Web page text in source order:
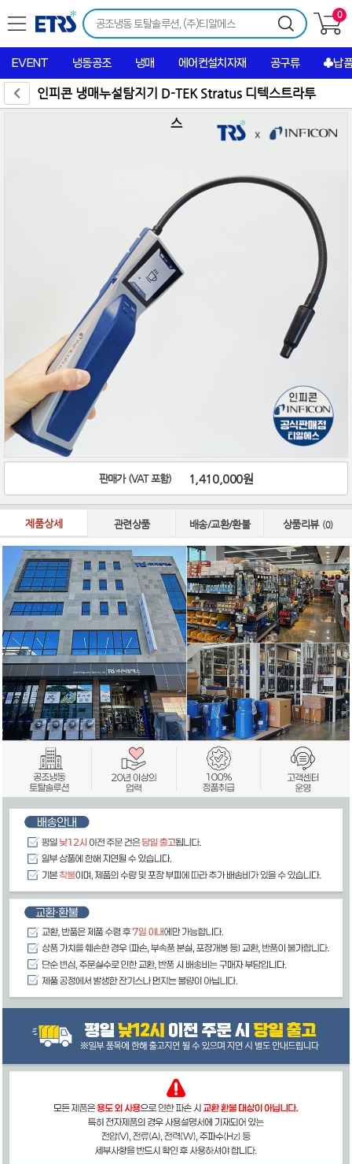
0
EVENT 냉동공조 냉매 에어컨설치자재 공구류 ♣납
인피콘 냉매누설탐지기 D-TEK Stratus 디텍스트라투
스
판매가 (VAT 포함) 1,410,000원
제품상세 관련상품 배송/교환/환불 상품리뷰 (0)